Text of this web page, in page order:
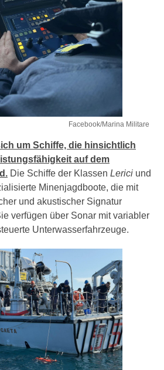
Facebook/Marina Militare
um Schiffe, die hinsichtlich
auf dem
Die Schiffe der Klassen Lerici und
Minenjagdboote, die mit
und akustischer Signatur
verfügen über Sonar mit variabler
Unterwasserfahrzeuge.